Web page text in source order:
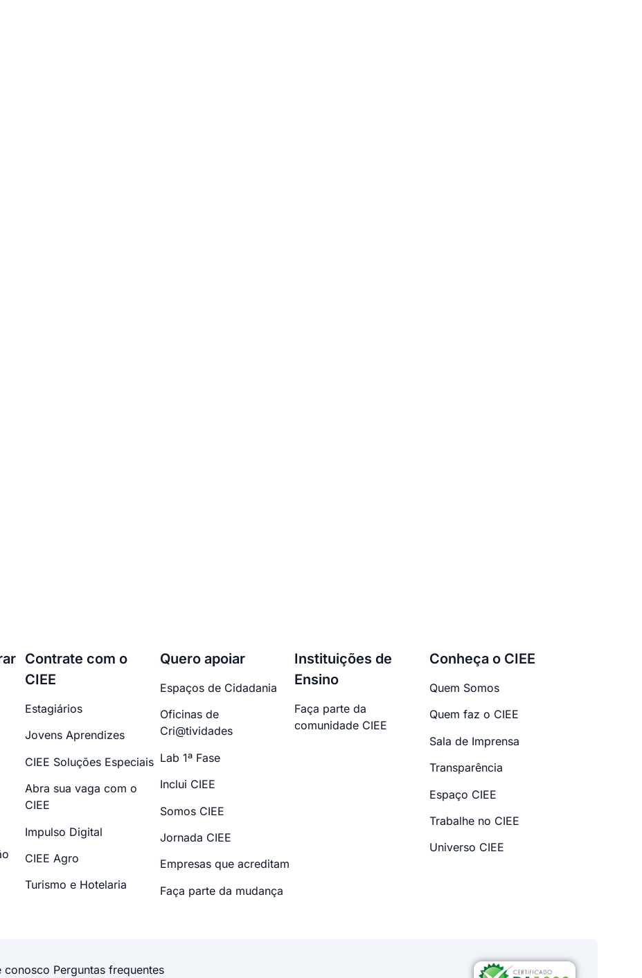
Contrate com o
CIEE
Estagiários
Jovens Aprendizes
CIEE Soluções Especiais
Abra sua vaga com o
CIEE
Impulso Digital
CIEE Agro
Turismo e Hotelaria
Quero apoiar
Espaços de Cidadania
Oficinas de
Cri@tividades
Lab 1ª Fase
Inclui CIEE
Somos CIEE
Jornada CIEE
Empresas que acreditam
Faça parte da mudança
Instituições de
Ensino
Faça parte da
comunidade CIEE
Conheça o CIEE
Quem Somos
Quem faz o CIEE
Sala de Imprensa
Transparência
Espaço CIEE
Trabalhe no CIEE
Universo CIEE
conosco Perguntas frequentes